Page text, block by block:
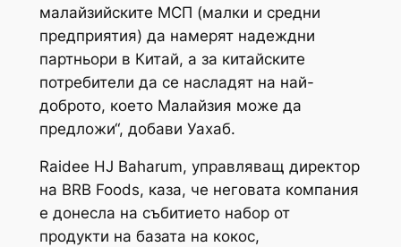
малайзийските МСП (малки и средни
предприятия) да намерят надеждни
партньори в Китай, а за китайските
потребители да се насладят на най-
доброто, което Малайзия може да
предложи“, добави Уахаб.
Raidee HJ Baharum, управляващ директор
на BRB Foods, каза, че неговата компания
е донесла на събитието набор от
продукти на базата на кокос,